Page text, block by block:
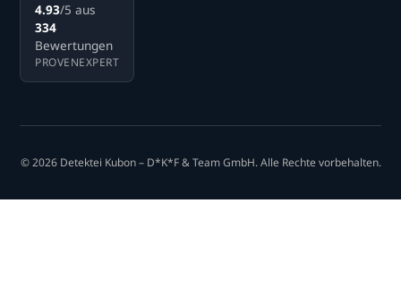
4.93/5 aus
334
Bewertungen
PROVENEXPERT
© 2026 Detektei Kubon – D*K*F & Team GmbH. Alle Rechte vorbehalten.